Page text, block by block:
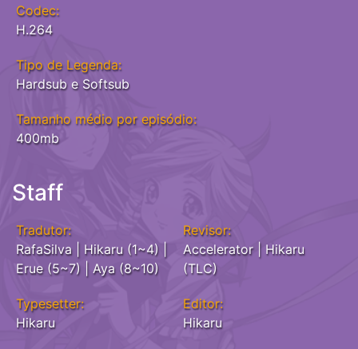
Codec:
H.264
Tipo de Legenda:
Hardsub e Softsub
Tamanho médio por episódio:
400mb
Staff
Tradutor:
RafaSilva | Hikaru (1~4) |
Erue (5~7) | Aya (8~10)
Revisor:
Accelerator | Hikaru
(TLC)
Typesetter:
Hikaru
Editor:
Hikaru